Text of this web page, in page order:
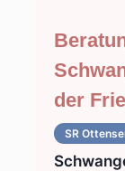
der
SR